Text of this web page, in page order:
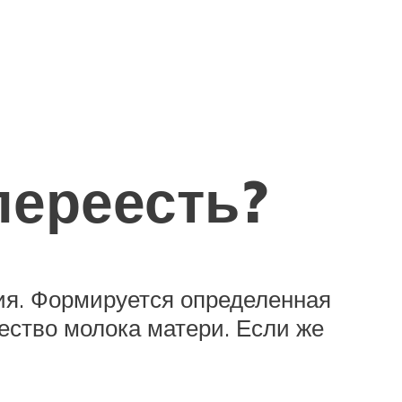
Формируется определенная
молока матери. Если же